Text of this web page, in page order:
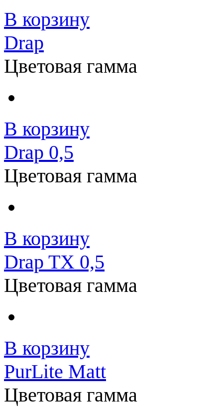
В корзину
Drap
Цветовая гамма
В корзину
Drap 0,5
Цветовая гамма
В корзину
Drap TX 0,5
Цветовая гамма
В корзину
PurLite Matt
Цветовая гамма